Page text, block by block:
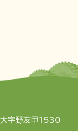
字野友甲1530